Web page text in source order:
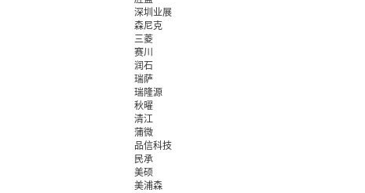
深圳业展
森尼克
三菱
赛川
润石
瑞萨
瑞隆源
秋曜
清江
蒲微
品信科技
民承
美硕
美浦森